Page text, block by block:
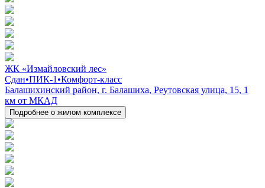
ЖК «Измайловский лес»
Сдан•ПИК-1 •Комфорт-класс
Балашихинский район, г. Балашиха, Реутовская улица, 15, 1
км от МКАД
Подробнее о жилом комплексе